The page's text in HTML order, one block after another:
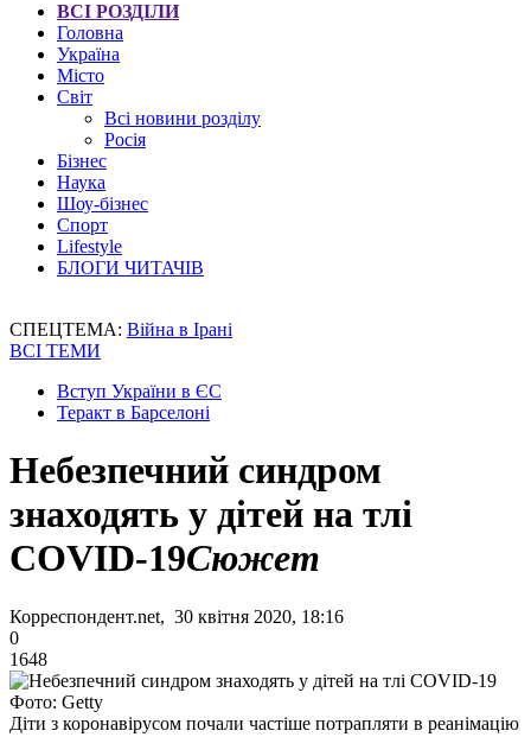
ВСІ РОЗДІЛИ
Головна
Україна
Місто
Світ
Всі новини розділу
Росія
Бізнес
Наука
Шоу-бізнес
Спорт
Lifestyle
БЛОГИ ЧИТАЧІВ
СПЕЦТЕМА: Війна в Ірані
ВСІ ТЕМИ
Вступ України в ЄС
Теракт в Барселоні
Небезпечний синдром
знаходять у дітей на тлі
COVID-19Сюжет
Корреспондент.net, 30 квітня 2020, 18:16
0
1648
Фото: Getty
Діти з коронавірусом почали частіше потрапляти в реанімацію